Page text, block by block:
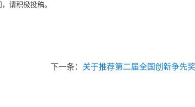
请积极投稿。
科
下一条： 关于推荐第二届全国创新争先